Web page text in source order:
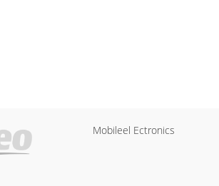
Mobileel Ectronics